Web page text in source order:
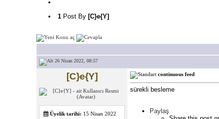
1 Post By [C}e{Y]
26 Nisan 2022, 08:57
[C}e{Y]
Üyelik tarihi: 15 Nisan 2022
continuous feed
sürekli besleme
Paylaş